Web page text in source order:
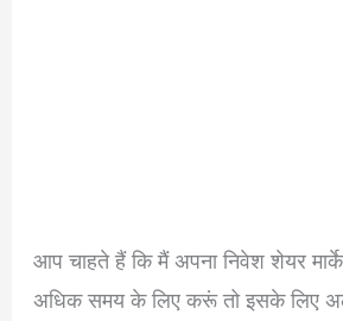
आप चाहते हैं कि मैं अपना निवेश शेयर
अधिक समय के लिए करूं तो इसके लिए